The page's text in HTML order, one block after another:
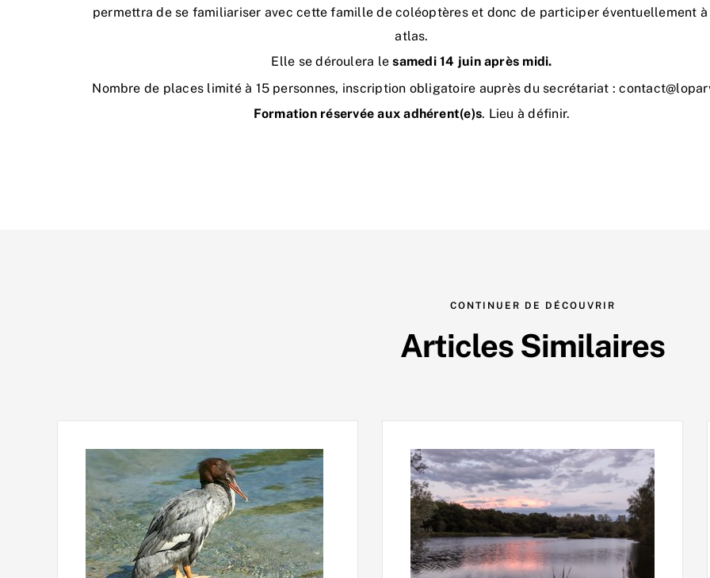
permettra de se familiariser avec cette famille de coléoptères et donc de participer éventuellement
atlas.
Elle se déroulera lesamedi 14 juin après midi.
Nombre de places limité à 15 personnes, inscription obligatoire auprès du secrétariat :
Formation réservée aux adhérent(e)s. Lieu à définir.
CONTINUER DE DÉCOUVRIR
Articles Similaires